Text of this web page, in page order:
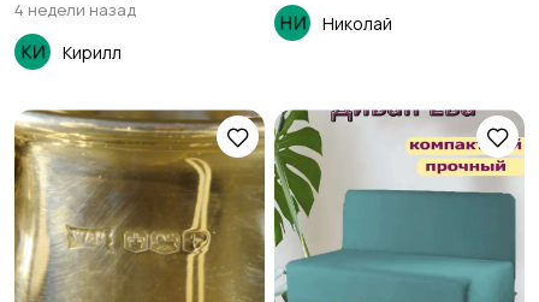
4 недели назад
Кирилл
Николай